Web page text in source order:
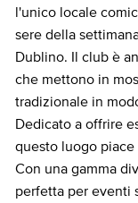
l'unico locale
sere della
Dublino. Il club è
che mettono in
tradizionale in
Dedicato a offrire
questo luogo piace
Con una gamma
perfetta per eventi